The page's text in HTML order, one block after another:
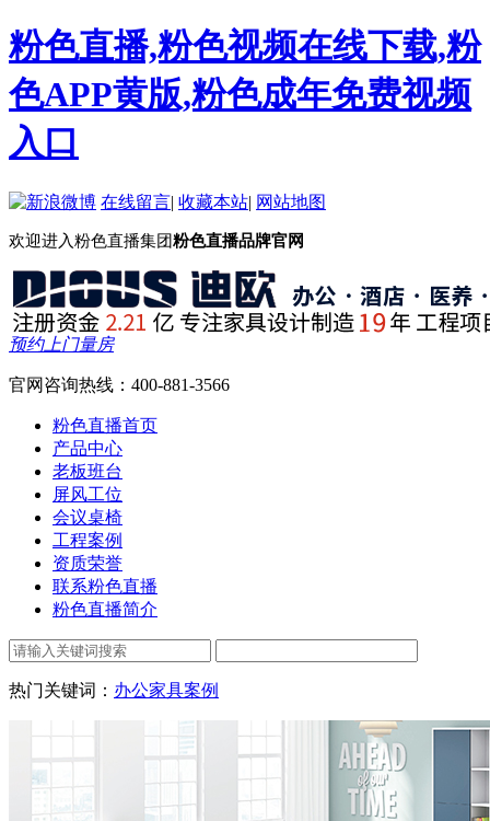
粉色直播,粉色视频在线下载,粉
色APP黄版,粉色成年免费视频
入口
在线留言| 收藏本站| 网站地图
欢迎进入粉色直播集团粉色直播品牌官网
预约上门量房
官网咨询热线： 400-881-3566
粉色直播首页
产品中心
老板班台
屏风工位
会议桌椅
工程案例
资质荣誉
联系粉色直播
粉色直播简介
热门关键词： 办公家具案例